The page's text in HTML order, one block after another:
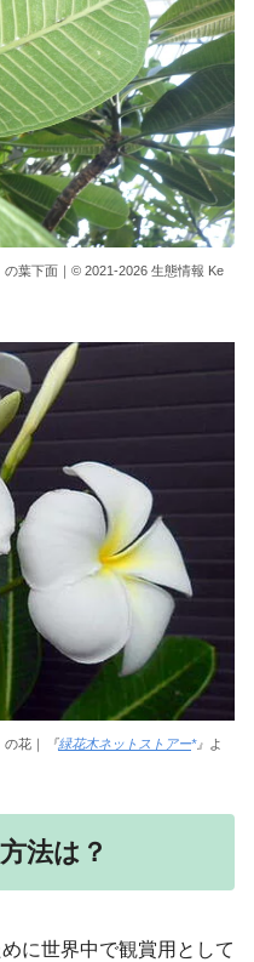
葉下面｜© 2021-2026 生態情報 Ke
花｜ 『緑花木ネットストアー 』 よ
法は？
に世界中で観賞用として